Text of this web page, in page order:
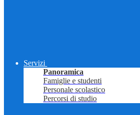
Servizi
Panoramica
Famiglie e studenti
Personale scolastico
Percorsi di studio